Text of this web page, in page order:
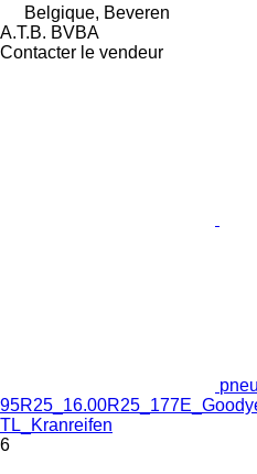
Belgique, Beveren
A.T.B. BVBA
Contacter le vendeur
TL_Kranreifen
6